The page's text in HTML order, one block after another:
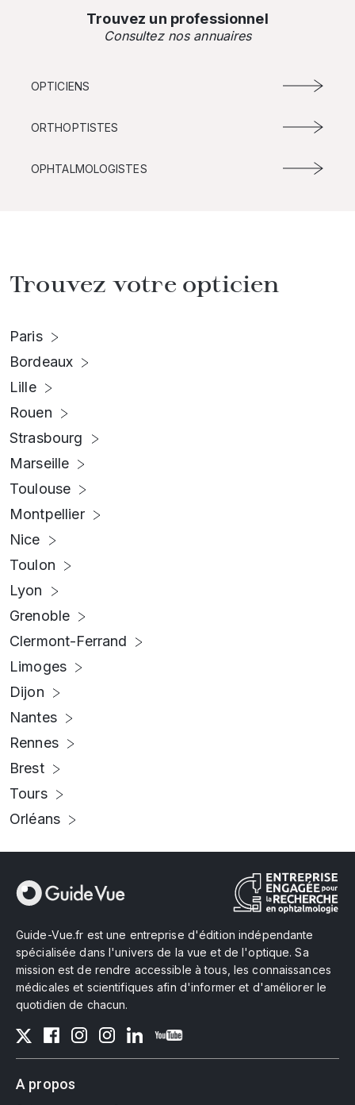
Trouvez un professionnel
Consultez nos annuaires
OPTICIENS
ORTHOPTISTES
OPHTALMOLOGISTES
Trouvez votre opticien
Paris
Bordeaux
Lille
Rouen
Strasbourg
Marseille
Toulouse
Montpellier
Nice
Toulon
Lyon
Grenoble
Clermont-Ferrand
Limoges
Dijon
Nantes
Rennes
Brest
Tours
Orléans
Guide-Vue.fr est une entreprise d'édition indépendante
spécialisée dans l'univers de la vue et de l'optique. Sa
mission est de rendre accessible à tous, les connaissances
médicales et scientifiques afin d'informer et d'améliorer le
quotidien de chacun.
A propos